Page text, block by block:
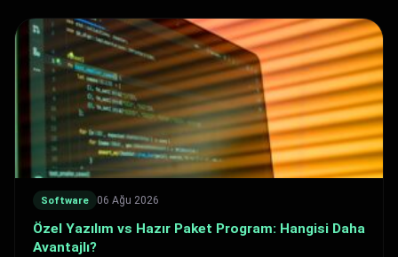
Software 06 Ağu 2026
Özel Yazılım vs Hazır Paket Program: Hangisi Daha
Avantajlı?